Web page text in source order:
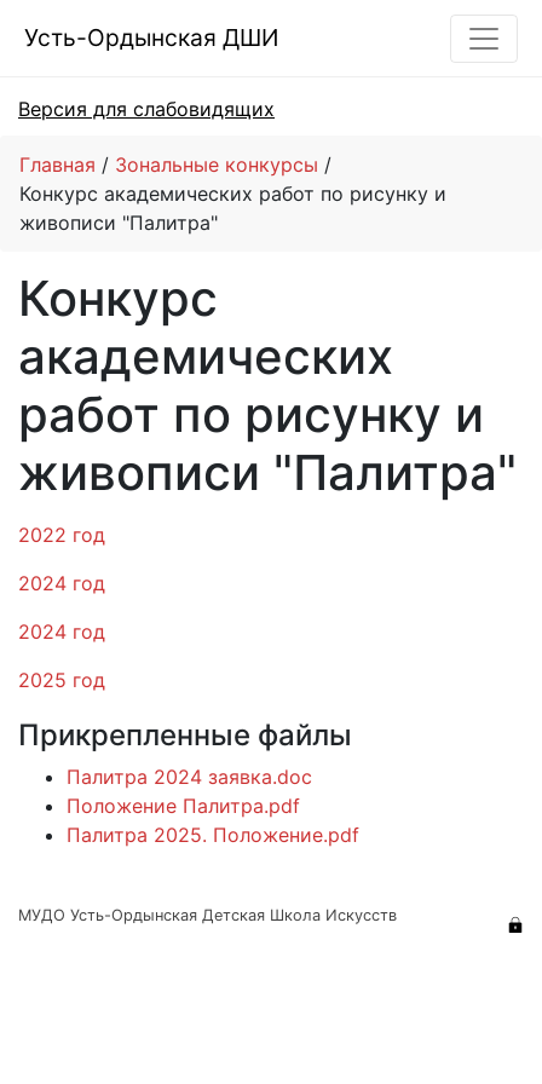
Усть-Ордынская ДШИ
Версия для слабовидящих
Главная
Зональные конкурсы
Конкурс академических работ по рисунку и
живописи "Палитра"
Конкурс
академических
работ по рисунку и
живописи "Палитра"
2022 год
2024 год
2024 год
2025 год
Прикрепленные файлы
Палитра 2024 заявка.doc
Положение Палитра.pdf
Палитра 2025. Положение.pdf
МУДО Усть-Ордынская Детская Школа Искусств